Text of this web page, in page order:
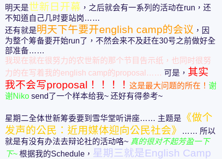
明天是世新日开幕 ，之后就会有一系列的活动在run，还
不知道自己几时要站岗……
还有就是明天下午要开english camp的会议 ，因
为整个筹备要开始run了，不然会来不及赶在30号之前做好全
部准备……
我现在就在很努力的农世新的那个节目告示纸，也同时很努
力的在写着我的english camp的proposal…… 可是， 其实
我不会写proposal！！！！ 这是最大问题的所在！ 谢
谢Niko send了一个样本给我~ 还好有得参考~
星期二全体世新筹委要到雪华堂听讲座…… 主题是
《做个
发声的公民：近用媒体迎向公民社会》
…… 所以
就是有没有办法去辩论社的活动咯~ 真的很对不起芳盈一下
下~ 根据我的Schedule， 星期三就是English Camp